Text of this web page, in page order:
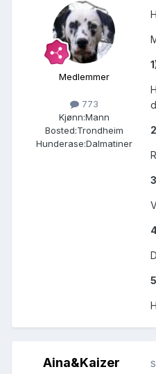
Medlemmer
773
Kjønn:Mann
Bosted:Trondheim
Hunderase:Dalmatiner
Aina&Kaizer